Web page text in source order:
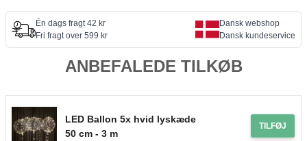
Én dags fragt 42 kr
Fri fragt over 599 kr
Dansk webshop
Dansk kundeservice
ANBEFALEDE TILKØB
LED Ballon 5x hvid lyskæde
50 cm - 3 m
TILFØJ